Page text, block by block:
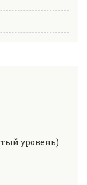
уровень)